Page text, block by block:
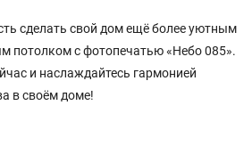
сделать свой дом ещё более уютным
потолком с фотопечатью «Небо 085».
и наслаждайтесь гармонией
в своём доме!